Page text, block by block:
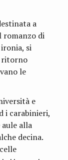
a
romanzo di
si
ritorno
le
e
i carabinieri,
alla
decina.